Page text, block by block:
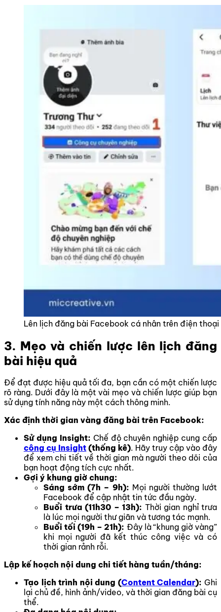
Lên lịch đăng bài Facebook cá nhân trên điện thoại
3. Mẹo và chiến lược lên lịch đăng
bài hiệu quả
Để đạt được hiệu quả tối đa, bạn cần có một chiến lược
rõ ràng. Dưới đây là một vài mẹo và chiến lược giúp bạn
sử dụng tính năng này một cách thông minh.
Xác định thời gian vàng đăng bài trên Facebook:
Sử dụng Insight: Chế độ chuyên nghiệp cung cấp
công cụ Insight (thống kê). Hãy truy cập vào đây
để xem chi tiết về thời gian mà người theo dõi của
bạn hoạt động tích cực nhất.
Gợi ý khung giờ chung:
Sáng sớm (7h – 9h): Mọi người thường lướt
Facebook để cập nhật tin tức đầu ngày.
Buổi trưa (11h30 – 13h): Thời gian nghỉ trưa
là lúc mọi người thư giãn và tương tác mạnh.
Buổi tối (19h – 21h): Đây là “khung giờ vàng”
khi mọi người đã kết thúc công việc và có
thời gian rảnh rỗi.
Lập kế hoạch nội dung chi tiết hàng tuần/tháng:
Tạo lịch trình nội dung (Content Calendar): Ghi
lại chủ đề, hình ảnh/video, và thời gian đăng bài cụ
thể.